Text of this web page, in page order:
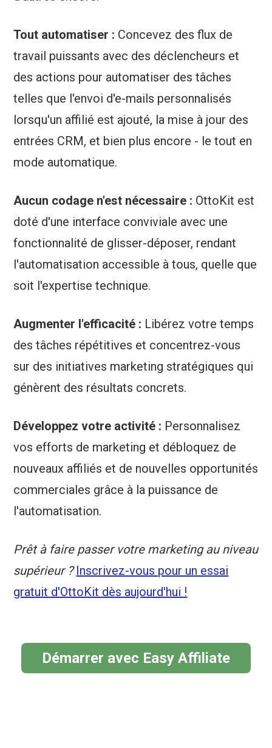
Tout automatiser : Concevez des flux de
travail puissants avec des déclencheurs et
des actions pour automatiser des tâches
telles que l'envoi d'e-mails personnalisés
lorsqu'un affilié est ajouté, la mise à jour des
entrées CRM, et bien plus encore - le tout en
mode automatique.
Aucun codage n'est nécessaire : OttoKit est
doté d'une interface conviviale avec une
fonctionnalité de glisser-déposer, rendant
l'automatisation accessible à tous, quelle que
soit l'expertise technique.
Augmenter l'efficacité : Libérez votre temps
des tâches répétitives et concentrez-vous
sur des initiatives marketing stratégiques qui
génèrent des résultats concrets.
Développez votre activité : Personnalisez
vos efforts de marketing et débloquez de
nouveaux affiliés et de nouvelles opportunités
commerciales grâce à la puissance de
l'automatisation.
Prêt à faire passer votre marketing au niveau
supérieur ? Inscrivez-vous pour un essai
gratuit d'OttoKit dès aujourd'hui !
Démarrer avec Easy Affiliate